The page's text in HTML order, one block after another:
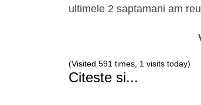
ultimele 2 saptamani am
(Visited 591 times, 1 visits today)
Citeste si...